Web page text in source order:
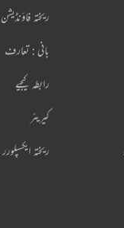
ریختہ فاؤنڈیشن
بانی : تعارف
رابطہ کیجیے
کیریئر
ریختہ ایکسپلورر